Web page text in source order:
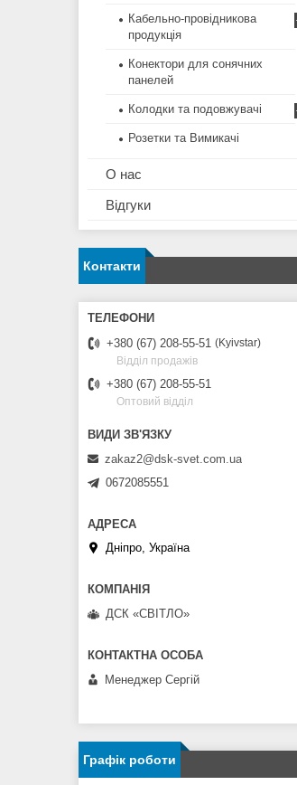
Кабельно-провідникова
продукція
Конектори для сонячних
панелей
Колодки та подовжувачі
Розетки та Вимикачі
О нас
Відгуки
Контакти
+380 (67) 208-55-51
Kyivstar
Відділ продажів
+380 (67) 208-55-51
Оптовий відділ
zakaz2@dsk-svet.com.ua
0672085551
Дніпро, Україна
ДСК «СВІТЛО»
Менеджер Сергій
Графік роботи